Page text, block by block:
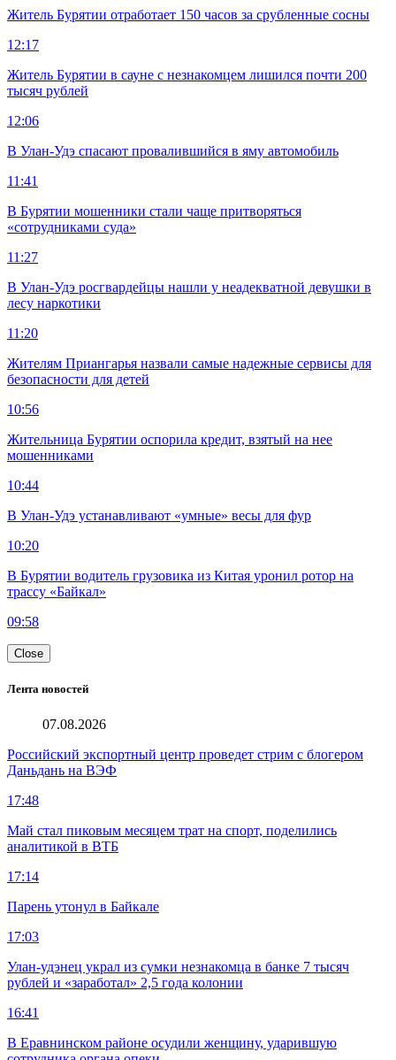
Житель Бурятии отработает 150 часов за срубленные сосны
12:17
Житель Бурятии в сауне с незнакомцем лишился почти 200
тысяч рублей
12:06
В Улан-Удэ спасают провалившийся в яму автомобиль
11:41
В Бурятии мошенники стали чаще притворяться
«сотрудниками суда»
11:27
В Улан-Удэ росгвардейцы нашли у неадекватной девушки в
лесу наркотики
11:20
Жителям Приангарья назвали самые надежные сервисы для
безопасности для детей
10:56
Жительница Бурятии оспорила кредит, взятый на нее
мошенниками
10:44
В Улан-Удэ устанавливают «умные» весы для фур
10:20
В Бурятии водитель грузовика из Китая уронил ротор на
трассу «Байкал»
09:58
Close
Лента новостей
07.08.2026
Российский экспортный центр проведет стрим с блогером
Даньдань на ВЭФ
17:48
Май стал пиковым месяцем трат на спорт, поделились
аналитикой в ВТБ
17:14
Парень утонул в Байкале
17:03
Улан-удэнец украл из сумки незнакомца в банке 7 тысяч
рублей и «заработал» 2,5 года колонии
16:41
В Еравнинском районе осудили женщину, ударившую